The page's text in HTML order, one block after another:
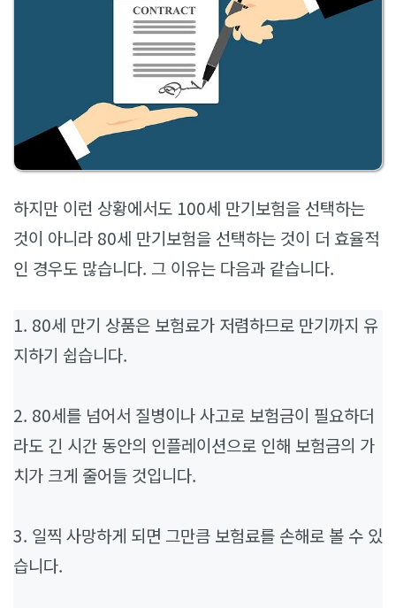
하지만 이런 상황에서도 100세 만기보험을 선택하는
것이 아니라 80세 만기보험을 선택하는 것이 더 효율적
인 경우도 많습니다. 그 이유는 다음과 같습니다.
1. 80세 만기 상품은 보험료가 저렴하므로 만기까지 유
지하기 쉽습니다.
2. 80세를 넘어서 질병이나 사고로 보험금이 필요하더
라도 긴 시간 동안의 인플레이션으로 인해 보험금의 가
치가 크게 줄어들 것입니다.
3. 일찍 사망하게 되면 그만큼 보험료를 손해로 볼 수 있
습니다.